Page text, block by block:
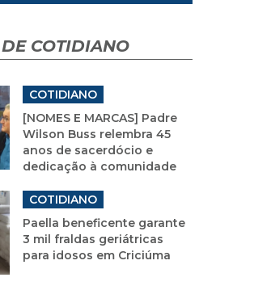
COTIDIANO
COTIDIANO
[NOMES E MARCAS] Padre
Wilson Buss relembra 45
anos de sacerdócio e
dedicação à comunidade
COTIDIANO
Paella beneficente garante
3 mil fraldas geriátricas
para idosos em Criciúma